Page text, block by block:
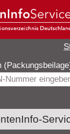
Gebrauchsinformationen